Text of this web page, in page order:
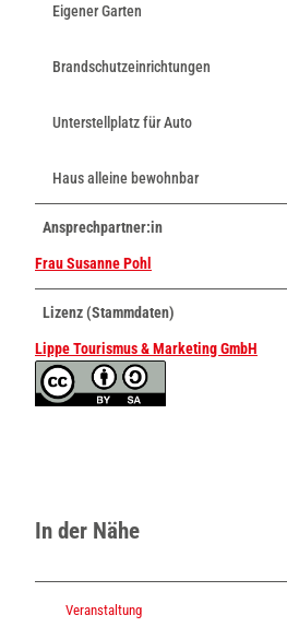
Eigener Garten
Brandschutzeinrichtungen
Unterstellplatz für Auto
Haus alleine bewohnbar
Ansprechpartner:in
Frau Susanne Pohl
Lizenz (Stammdaten)
Lippe Tourismus & Marketing GmbH
In der Nähe
Veranstaltung